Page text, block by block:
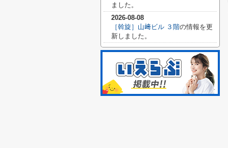
ました。
2026-08-08
［斡旋］山﨑ビル ３階の情報を更
新しました。